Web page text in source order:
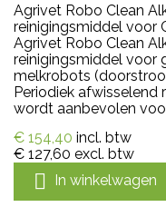
Agrivet Robo Clean
reinigingsmiddel voor
Agrivet Robo Clean
reinigingsmiddel voor
melkrobots
Periodiek afwisselend
wordt aanbevolen
€ 154,40 incl. btw
€ 127,60 excl. btw
 In winkelwagen